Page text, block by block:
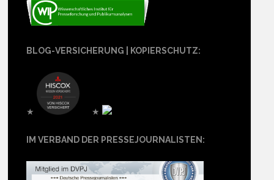
BLOG-VERSICHERUNG | KOPIERSCHUTZ:
★ ★
IM VERBAND DER PRESSEJOURNALISTEN: